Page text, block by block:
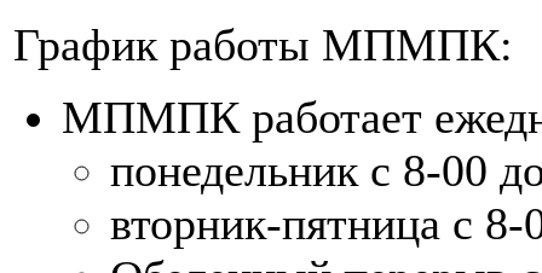
График работы МПМПК:
МПМПК работает
понедельник с 8-00
вторник-пятница с 8-